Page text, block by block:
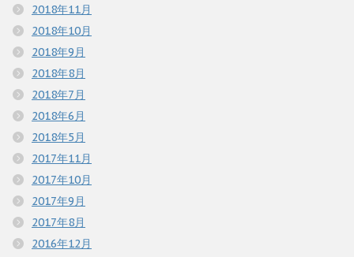
2018年11月
2018年10月
2018年9月
2018年8月
2018年7月
2018年6月
2018年5月
2017年11月
2017年10月
2017年9月
2017年8月
2016年12月